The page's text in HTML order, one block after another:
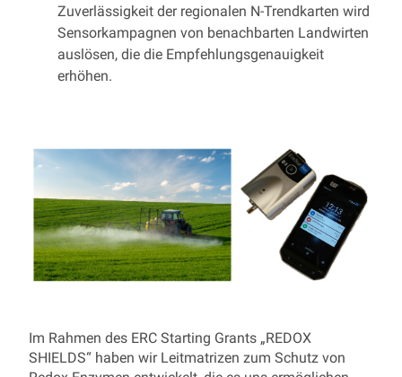
Zuverlässigkeit der regionalen N-Trendkarten wird
Sensorkampagnen von benachbarten Landwirten
auslösen, die die Empfehlungsgenauigkeit
erhöhen.
Im Rahmen des ERC Starting Grants „REDOX
SHIELDS“ haben wir Leitmatrizen zum Schutz von